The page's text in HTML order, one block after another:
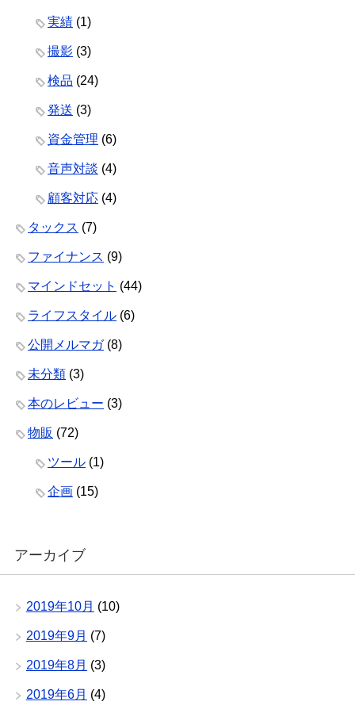
実績 (1)
撮影 (3)
検品 (24)
発送 (3)
資金管理 (6)
音声対談 (4)
顧客対応 (4)
タックス (7)
ファイナンス (9)
マインドセット (44)
ライフスタイル (6)
公開メルマガ(8)
未分類 (3)
本のレビュー (3)
物販 (72)
ツール (1)
企画 (15)
アーカイブ
2019年10月 (10)
2019年9月 (7)
2019年8月 (3)
2019年6月 (4)